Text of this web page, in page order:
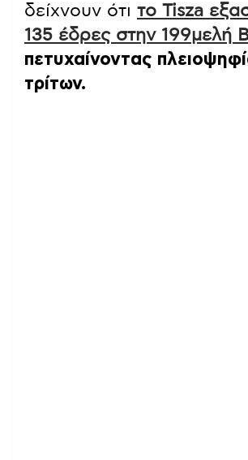
δείχνουν ότι το Tisza
135 έδρες στην 199μελή
πετυχαίνοντας
τρίτων.